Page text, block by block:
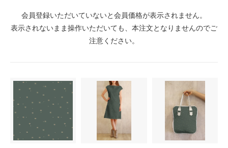
会員登録いただいていないと会員価格が表示されません。
表示されないまま操作いただいても、本注文となりませんのでご
注意ください。